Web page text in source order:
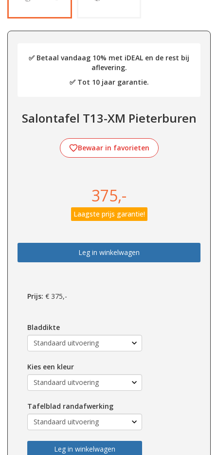
✅ Betaal vandaag 10% met iDEAL en de rest bij
aflevering.
✅ Tot 10 jaar garantie.
Salontafel T13-XM Pieterburen
Bewaar in favorieten
375,-
Laagste prijs garantie!
Leg in winkelwagen
Prijs: € 375,-
Bladdikte
Kies een kleur
Tafelblad randafwerking
Leg in winkelwagen